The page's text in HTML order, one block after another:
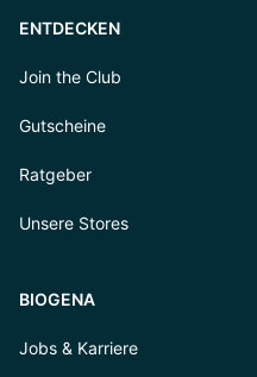
ENTDECKEN
Join the Club
Gutscheine
Ratgeber
Unsere Stores
BIOGENA
Jobs & Karriere